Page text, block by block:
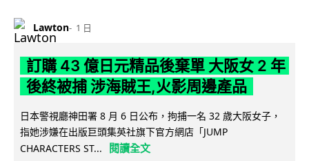
Lawton 1 日
訂購 43 億日元精品後棄單 大阪女 2 年
後終被捕 涉海賊王,火影周邊產品
日本警視廳神田署 8 月 6 日公布，拘捕一名 32 歲大阪女子，
指她涉嫌在出版巨頭集英社旗下官方網店「JUMP
CHARACTERS ST...
閱讀全文